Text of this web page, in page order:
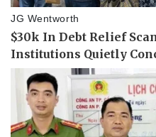
Tư vấn luật